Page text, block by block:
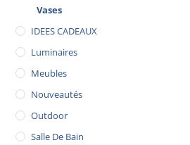
Vases
IDEES CADEAUX
Luminaires
Meubles
Nouveautés
Outdoor
Salle De Bain